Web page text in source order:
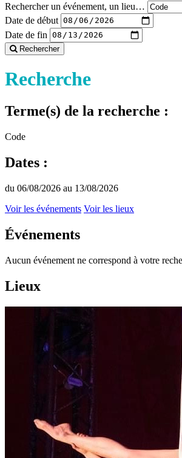
Rechercher un événement, un lieu…
Date de début
Date de fin
Rechercher
Recherche
Terme(s) de la recherche :
Code
Dates :
du 06/08/2026 au 13/08/2026
Voir les événements Voir les lieux
Événements
Aucun événement ne correspond à votre
Lieux